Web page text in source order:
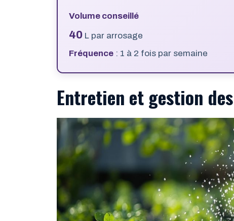
Volume conseillé
40 L par arrosage
Fréquence : 1 à 2 fois par semaine
Entretien et gestion